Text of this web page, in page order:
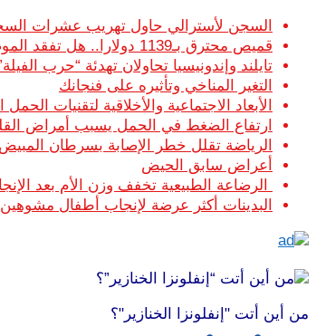
السجن لأسترالي حاول تهريب عشرات
قميص محترق بـ1139 دولارا.. هل تفقد الموضة عقلها؟
تايلند وإندونيسيا تحاولان تهدئة “حرب
التغير المناخي وتأثيره على فنجانك
الأبعاد الاجتماعية والأخلاقية لتقنيات
ارتفاع الضغط في الحمل يسبب أمراض
الرياضة تقلل خطر الإصابة بسرطان المبيض
أعراض سابق الحيض
الرضاعة الطبيعية تخفف وزن الأم بعد
البدينات أكثر عرضة لإنجاب أطفال مشوهين
من أين أتت "إنفلونزا الخنازير"؟